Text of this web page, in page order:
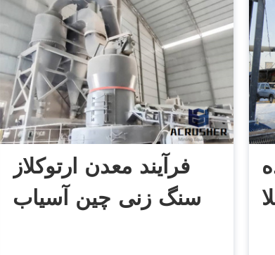
فرآیند معدن ارتوکلاز
سنگ زنی چین آسیاب